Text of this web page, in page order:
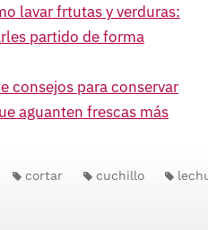
lavar frtutas y verduras:
partido de forma
consejos para conservar
aguanten frescas más
cortar cuchillo